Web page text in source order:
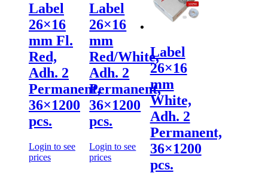
Label
26×16
mm Fl.
Red,
Adh. 2
Permanent,
36×1200
pcs.
Login to see
prices
Label
26×16
mm
Red/White,
Adh. 2
Permanent,
36×1200
pcs.
Login to see
prices
Label
26×16
mm
White,
Adh. 2
Permanent,
36×1200
pcs.